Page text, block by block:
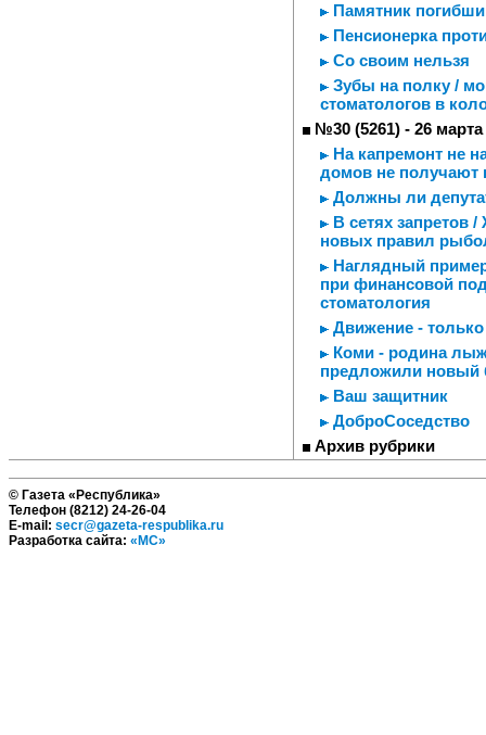
Памятник
Пенсионерка
Со своим нельзя
Зубы на полку /
стоматологов в
№30 (5261) - 26 марта
На капремонт не
домов не получают
Должны ли
В сетях запретов
новых правил
Наглядный
при финансовой
стоматология
Движение -
Коми - родина
предложили новый
Ваш защитник
ДоброСоседство
Архив рубрики
© Газета «Республика»
Телефон (8212) 24-26-04
E-mail: secr@gazeta-respublika.ru
Разработка сайта: «МС»